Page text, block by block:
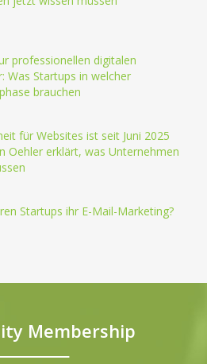
professionellen digitalen
Was Startups in welcher
brauchen
für Websites ist seit Juni 2025
Oehler erklärt, was Unternehmen
Startups ihr E-Mail-Marketing?
Membership